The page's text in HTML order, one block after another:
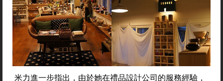
米力進一步指出，由於她在禮品設計公司的服務經驗，